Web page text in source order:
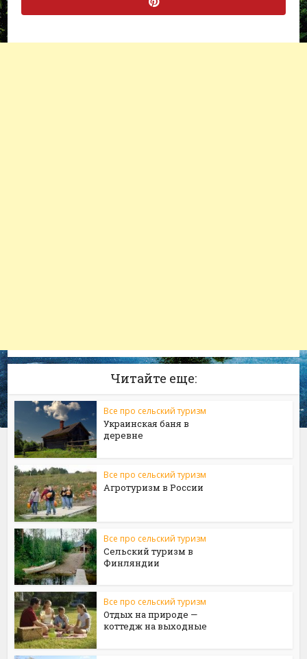
Читайте еще:
Все про сельский туризм
Украинская баня в
деревне
Все про сельский туризм
Агротуризм в России
Все про сельский туризм
Сельский туризм в
Финляндии
Все про сельский туризм
Отдых на природе —
коттедж на выходные